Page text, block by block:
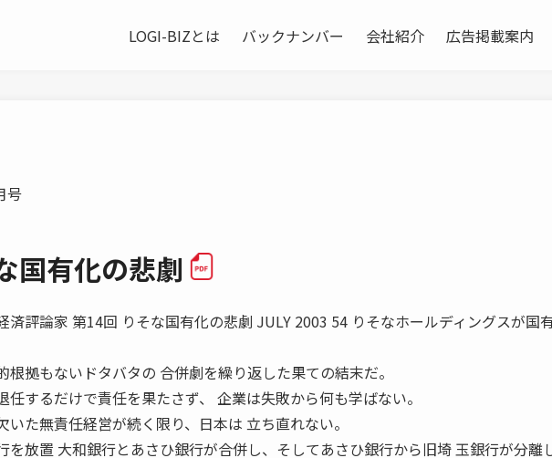
LOGI-BIZとは バックナンバー 会社紹介 広告掲載案内
号
国有化の悲劇
評論家 第14回 りそな国有化の悲劇 JULY 2003 54 りそなホールディングスが国
根拠もないドタバタの 合併劇を繰り返した果ての結末だ。
任するだけで責任を果たさず、 企業は失敗から何も学ばない。
いた無責任経営が続く限り、日本は 立ち直れない。
を放置 大和銀行とあさひ銀行が合併し、そしてあさひ銀行から旧埼 玉銀行が分離